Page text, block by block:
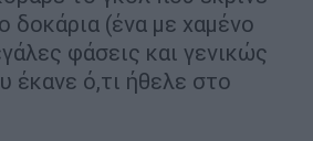
δοκάρια (ένα με χαμένο
φάσεις και γενικώς
έκανε ό,τι ήθελε στο